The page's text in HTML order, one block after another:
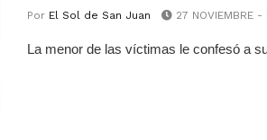
Por El Sol de San Juan 27 NOVIEMBRE -
La menor de las víctimas le confesó a